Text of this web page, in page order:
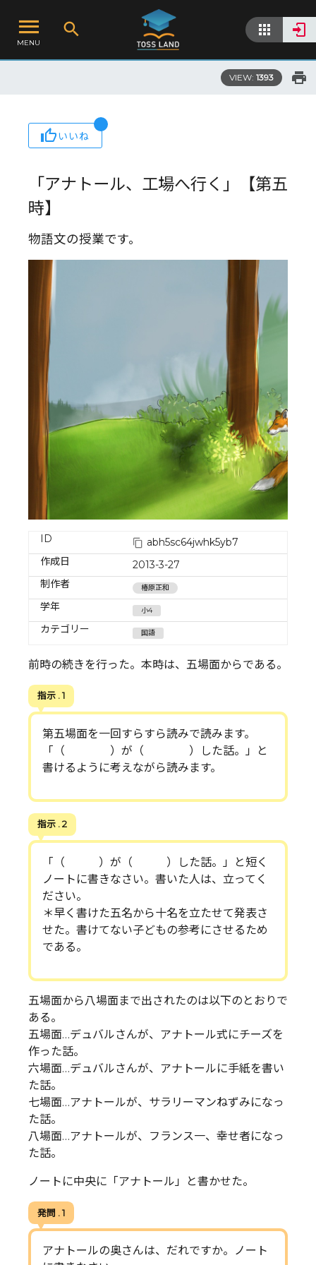
MENU
VIEW: 1393
いいね
「アナトール、工場へ行く」【第五
時】
物語文の授業です。
ID
abh5sc64jwhk5yb7
作成日
2013-3-27
制作者
椿原正和
学年 小4
カテゴリー 国語
前時の続きを行った。本時は、五場面からである。
指示 . 1
第五場面を一回すらすら読みで読みます。
「（ ）が（ ）した話。」と
書けるように考えながら読みます。
指示 . 2
「（ ）が（ ）した話。」と短く
ノートに書きなさい。書いた人は、立ってく
ださい。
＊早く書けた五名から十名を立たせて発表さ
せた。書けてない子どもの参考にさせるため
である。
五場面から八場面まで出されたのは以下のとおりで
ある。
五場面…デュバルさんが、アナトール式にチーズを
作った話。
六場面…デュバルさんが、アナトールに手紙を書い
た話。
七場面…アナトールが、サラリーマンねずみになっ
た話。
八場面…アナトールが、フランス一、幸せ者になっ
た話。
ノートに中央に「アナトール」と書かせた。
発問 . 1
アナトールの奥さんは、だれですか。ノート